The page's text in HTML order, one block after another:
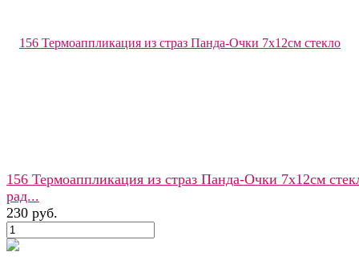
156 Термоаппликация из страз Панда-Очки 7х12см
рад...
230 руб.